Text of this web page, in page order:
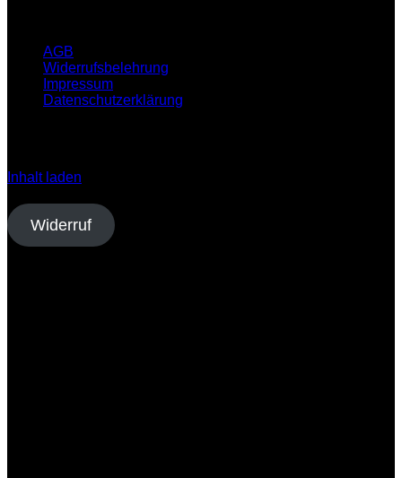
AGB
Widerrufsbelehrung
Impressum
Datenschutzerklärung
Inhalt laden
Vertrag widerrufen
Widerruf